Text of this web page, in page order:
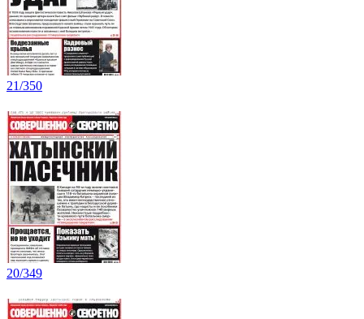
21/350
20/349